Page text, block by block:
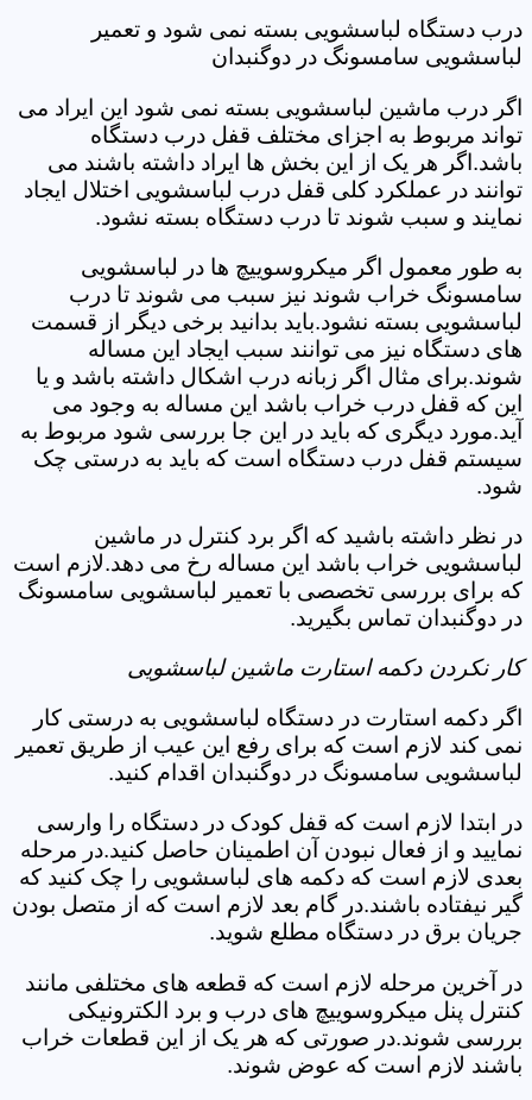
درب دستگاه لباسشویی بسته نمی شود و تعمیر
لباسشویی سامسونگ در دوگنبدان
اگر درب ماشین لباسشویی بسته نمی شود این ایراد می
تواند مربوط به اجزای مختلف قفل درب دستگاه
باشد.اگر هر یک از این بخش ها ایراد داشته باشند می
توانند در عملکرد کلی قفل درب لباسشویی اختلال ایجاد
نمایند و سبب شوند تا درب دستگاه بسته نشود.
به طور معمول اگر میکروسوییچ ها در لباسشویی
سامسونگ خراب شوند نیز سبب می شوند تا درب
لباسشویی بسته نشود.باید بدانید برخی دیگر از قسمت
های دستگاه نیز می توانند سبب ایجاد این مساله
شوند.برای مثال اگر زبانه درب اشکال داشته باشد و یا
این که قفل درب خراب باشد این مساله به وجود می
آید.مورد دیگری که باید در این جا بررسی شود مربوط به
سیستم قفل درب دستگاه است که باید به درستی چک
شود.
در نظر داشته باشید که اگر برد کنترل در ماشین
لباسشویی خراب باشد این مساله رخ می دهد.لازم است
که برای بررسی تخصصی با تعمیر لباسشویی سامسونگ
در دوگنبدان تماس بگیرید.
کار نکردن دکمه استارت ماشین لباسشویی
اگر دکمه استارت در دستگاه لباسشویی به درستی کار
نمی کند لازم است که برای رفع این عیب از طریق تعمیر
لباسشویی سامسونگ در دوگنبدان اقدام کنید.
در ابتدا لازم است که قفل کودک در دستگاه را وارسی
نمایید و از فعال نبودن آن اطمینان حاصل کنید.در مرحله
بعدی لازم است که دکمه های لباسشویی را چک کنید که
گیر نیفتاده باشند.در گام بعد لازم است که از متصل بودن
جریان برق در دستگاه مطلع شوید.
در آخرین مرحله لازم است که قطعه های مختلفی مانند
کنترل پنل میکروسوییچ های درب و برد الکترونیکی
بررسی شوند.در صورتی که هر یک از این قطعات خراب
باشند لازم است که عوض شوند.